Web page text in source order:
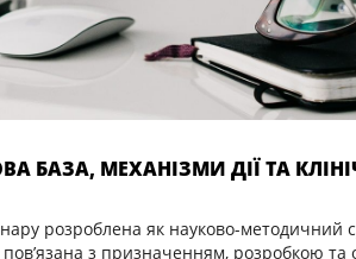
БАЗА, МЕХАНІЗМИ ДІЇ ТА
розроблена як науково-методичний
з призначенням, розробкою та